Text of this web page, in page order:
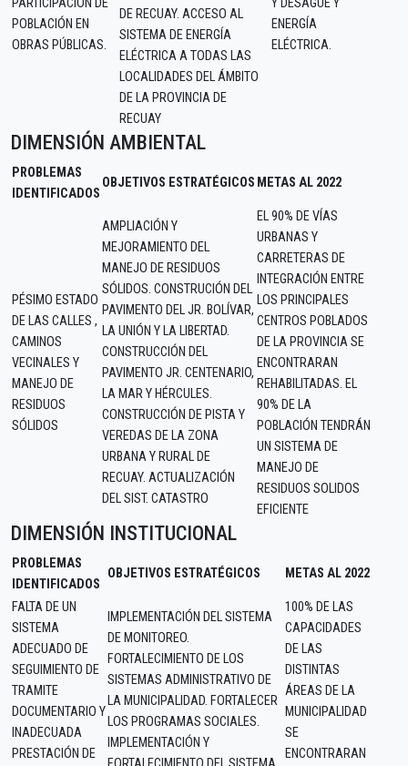
PARTICIPACIÓN DE
POBLACIÓN EN
OBRAS PÚBLICAS.
DE RECUAY. ACCESO AL
SISTEMA DE ENERGÍA
ELÉCTRICA A TODAS LAS
LOCALIDADES DEL ÁMBITO
DE LA PROVINCIA DE
RECUAY
Y DESAGÜE Y
ENERGÍA
ELÉCTRICA.
DIMENSIÓN AMBIENTAL
PROBLEMAS
IDENTIFICADOS
OBJETIVOS ESTRATÉGICOS METAS AL 2022
PÉSIMO ESTADO
DE LAS CALLES ,
CAMINOS
VECINALES Y
MANEJO DE
RESIDUOS
SÓLIDOS
AMPLIACIÓN Y
MEJORAMIENTO DEL
MANEJO DE RESIDUOS
SÓLIDOS. CONSTRUCIÓN DEL
PAVIMENTO DEL JR. BOLÍVAR,
LA UNIÓN Y LA LIBERTAD.
CONSTRUCCIÓN DEL
PAVIMENTO JR. CENTENARIO,
LA MAR Y HÉRCULES.
CONSTRUCCIÓN DE PISTA Y
VEREDAS DE LA ZONA
URBANA Y RURAL DE
RECUAY. ACTUALIZACIÓN
DEL SIST. CATASTRO
EL 90% DE VÍAS
URBANAS Y
CARRETERAS DE
INTEGRACIÓN ENTRE
LOS PRINCIPALES
CENTROS POBLADOS
DE LA PROVINCIA SE
ENCONTRARAN
REHABILITADAS. EL
90% DE LA
POBLACIÓN TENDRÁN
UN SISTEMA DE
MANEJO DE
RESIDUOS SOLIDOS
EFICIENTE
DIMENSIÓN INSTITUCIONAL
PROBLEMAS
IDENTIFICADOS
OBJETIVOS ESTRATÉGICOS METAS AL 2022
FALTA DE UN
SISTEMA
ADECUADO DE
SEGUIMIENTO DE
TRAMITE
DOCUMENTARIO Y
INADECUADA
PRESTACIÓN DE
IMPLEMENTACIÓN DEL SISTEMA
DE MONITOREO.
FORTALECIMIENTO DE LOS
SISTEMAS ADMINISTRATIVO DE
LA MUNICIPALIDAD. FORTALECER
LOS PROGRAMAS SOCIALES.
IMPLEMENTACIÓN Y
100% DE LAS
CAPACIDADES
DE LAS
DISTINTAS
ÁREAS DE LA
MUNICIPALIDAD
SE
ENCONTRARAN